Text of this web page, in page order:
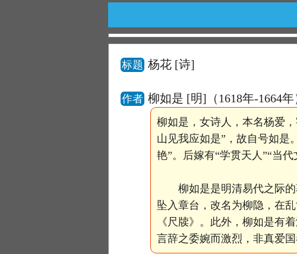
标题 杨花 [诗]
作者 柳如是 [明]（1618年-1664年
柳如是，女诗人，本名杨爱
山见我应如是”，故自号如是
艳”。后嫁有“学贯天人”“当
柳如是是明清易代之际的
坠入章台，改名为柳隐，在
《尺牍》。此外，柳如是有
言辞之委婉而激烈，非真爱